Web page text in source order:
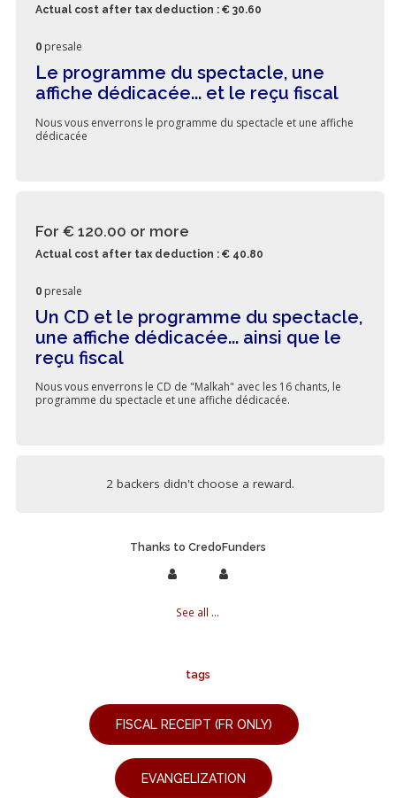
Actual cost after tax deduction : € 30.60
0 presale
Le programme du spectacle, une
affiche dédicacée... et le reçu fiscal
Nous vous enverrons le programme du spectacle et une affiche
dédicacée
For € 120.00 or more
Actual cost after tax deduction : € 40.80
0 presale
Un CD et le programme du spectacle,
une affiche dédicacée... ainsi que le
reçu fiscal
Nous vous enverrons le CD de "Malkah" avec les 16 chants, le
programme du spectacle et une affiche dédicacée.
2 backers didn't choose a reward.
Thanks to CredoFunders
See all ...
tags
FISCAL RECEIPT (FR ONLY)
EVANGELIZATION